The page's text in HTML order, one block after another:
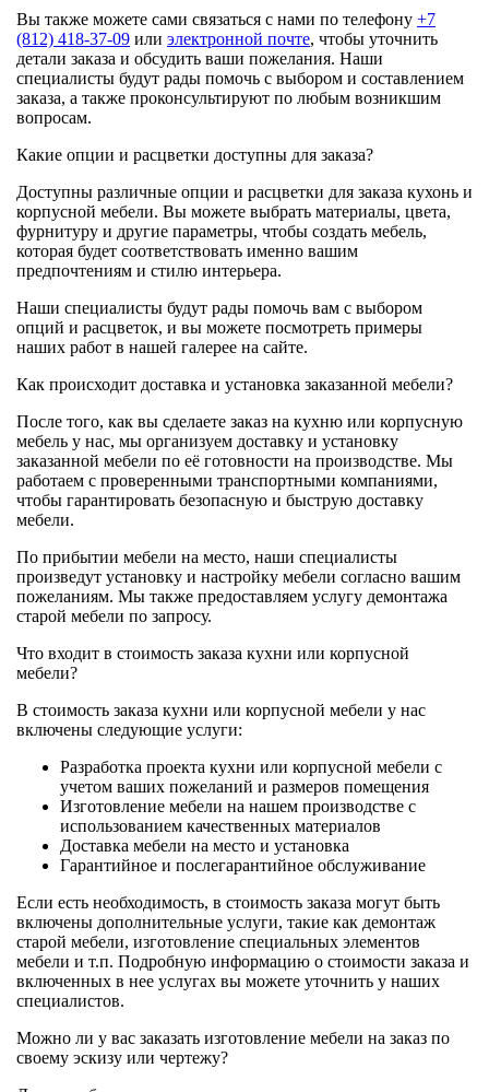
Вы также можете сами связаться с нами по телефону +7
(812) 418-37-09 или электронной почте, чтобы уточнить
детали заказа и обсудить ваши пожелания. Наши
специалисты будут рады помочь с выбором и составлением
заказа, а также проконсультируют по любым возникшим
вопросам.
Какие опции и расцветки доступны для заказа?
Доступны различные опции и расцветки для заказа кухонь и
корпусной мебели. Вы можете выбрать материалы, цвета,
фурнитуру и другие параметры, чтобы создать мебель,
которая будет соответствовать именно вашим
предпочтениям и стилю интерьера.
Наши специалисты будут рады помочь вам с выбором
опций и расцветок, и вы можете посмотреть примеры
наших работ в нашей галерее на сайте.
Как происходит доставка и установка заказанной мебели?
После того, как вы сделаете заказ на кухню или корпусную
мебель у нас, мы организуем доставку и установку
заказанной мебели по её готовности на производстве. Мы
работаем с проверенными транспортными компаниями,
чтобы гарантировать безопасную и быструю доставку
мебели.
По прибытии мебели на место, наши специалисты
произведут установку и настройку мебели согласно вашим
пожеланиям. Мы также предоставляем услугу демонтажа
старой мебели по запросу.
Что входит в стоимость заказа кухни или корпусной
мебели?
В стоимость заказа кухни или корпусной мебели у нас
включены следующие услуги:
Разработка проекта кухни или корпусной мебели с
учетом ваших пожеланий и размеров помещения
Изготовление мебели на нашем производстве с
использованием качественных материалов
Доставка мебели на место и установка
Гарантийное и послегарантийное обслуживание
Если есть необходимость, в стоимость заказа могут быть
включены дополнительные услуги, такие как демонтаж
старой мебели, изготовление специальных элементов
мебели и т.п. Подробную информацию о стоимости заказа и
включенных в нее услугах вы можете уточнить у наших
специалистов.
Можно ли у вас заказать изготовление мебели на заказ по
своему эскизу или чертежу?